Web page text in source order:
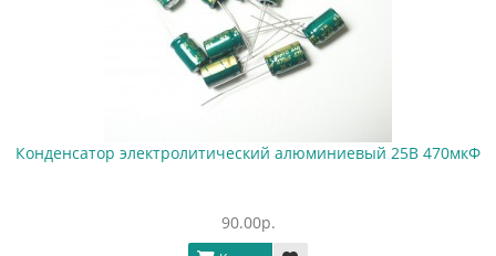
Конденсатор электролитический алюминиевый 25В 470мкФ
90.00р.